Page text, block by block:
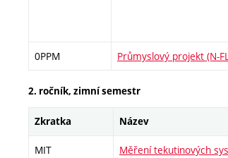
0PPM Průmyslový projekt (N-
2. ročník, zimní semestr
Zkratka Název
MIT Měření tekutinových